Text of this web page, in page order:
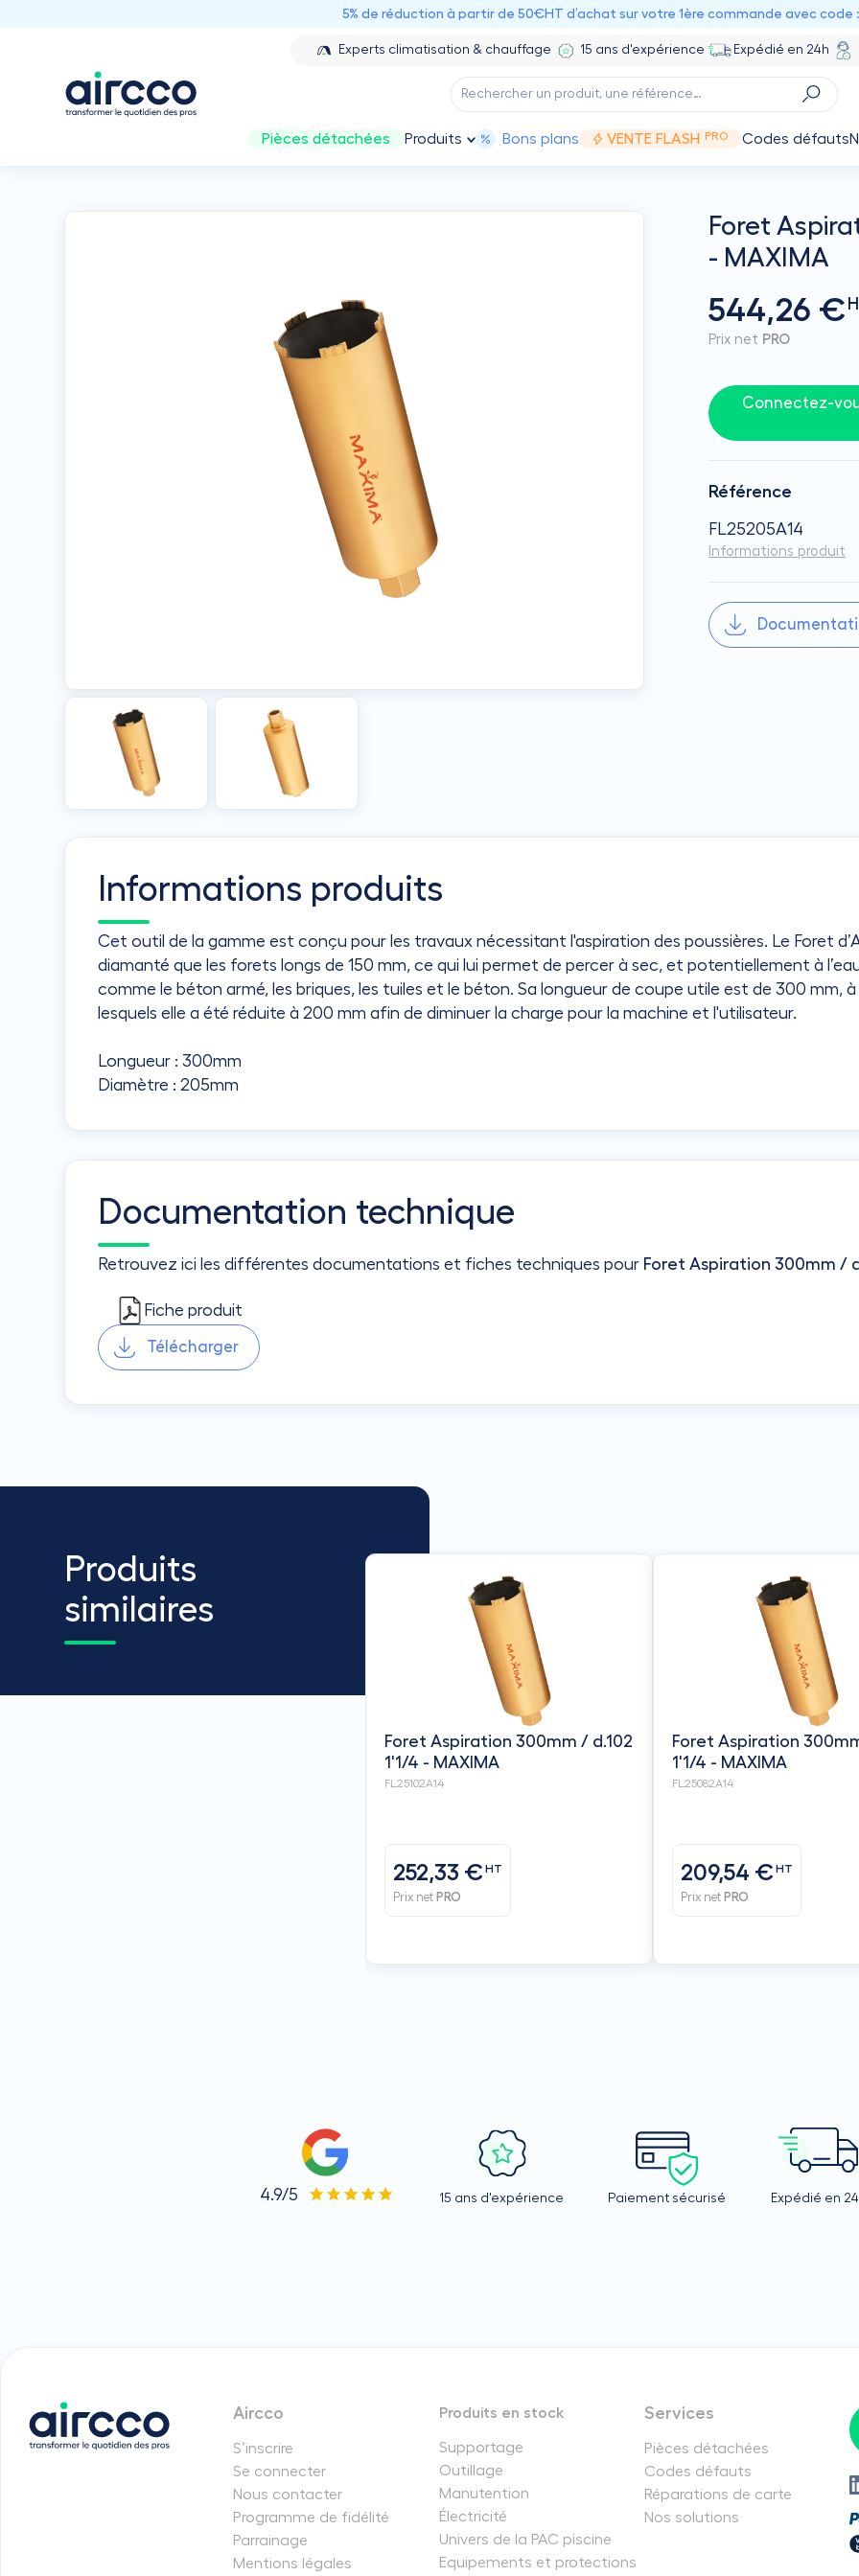
5% de réduction à partir de 50€HT d’achat sur votre 1ère commande avec code :
Experts climatisation & chauffage 15 ans d'expérience Expédié en 24h
Pièces détachées Produits Bons plans VENTE FLASH PRO Codes défauts
Foret
- MAXIMA
544,26 €
Prix net PRO
Connectez-
Référence
FL25205A14
Informations produit
Informations produits
Cet outil de la gamme est conçu pour les travaux nécessitant l'aspiration des poussières. Le Foret
diamanté que les forets longs de 150 mm, ce qui lui permet de percer à sec, et potentiellement à
comme le béton armé, les briques, les tuiles et le béton. Sa longueur de coupe utile est de 300 mm,
lesquels elle a été réduite à 200 mm afin de diminuer la charge pour la machine et l'utilisateur.
Longueur : 300mm
Diamètre : 205mm
Documentation technique
Retrouvez ici les différentes documentations et fiches techniques pour Foret Aspiration 300mm /
Fiche produit
Télécharger
Produits
similaires
Foret Aspiration 300mm / d.102
1'1/4 - MAXIMA
FL25102A14
252,33 €HT
Prix net PRO
Foret Aspiration
1'1/4 - MAXIMA
FL25082A14
209,54 €HT
Prix net PRO
4.9/5 15 ans d'expérience Paiement sécurisé Expédié en
Aircco
S’inscrire
Se connecter
Nous contacter
Programme de fidélité
Parrainage
Mentions légales
Produits en stock
Supportage
Outillage
Manutention
Électricité
Univers de la PAC piscine
Equipements et protections
Services
Pièces détachées
Codes défauts
Réparations de carte
Nos solutions